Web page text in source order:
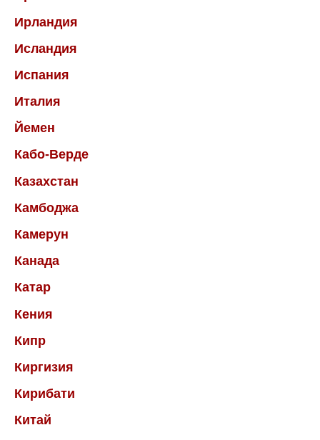
Ирландия
Исландия
Испания
Италия
Йемен
Кабо-Верде
Казахстан
Камбоджа
Камерун
Канада
Катар
Кения
Кипр
Киргизия
Кирибати
Китай